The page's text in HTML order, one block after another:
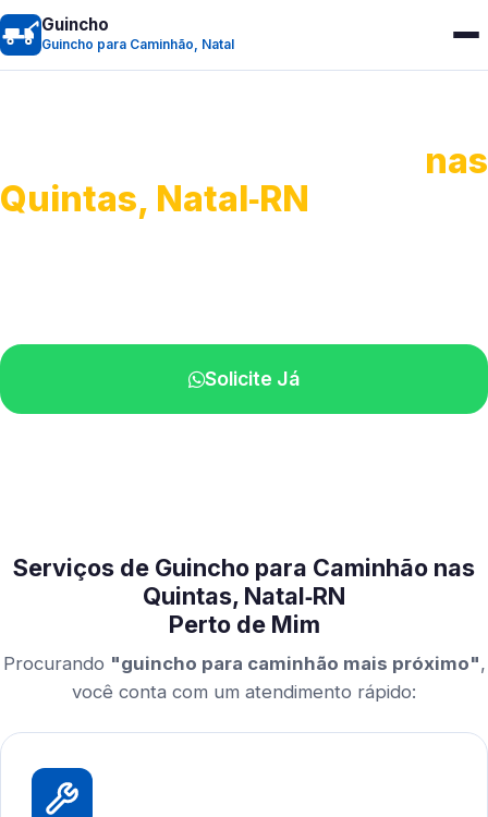
Guincho
Guincho para Caminhão, Natal
nas
Quintas, Natal‑RN
Solicite Já
Serviços de Guincho para Caminhão nas
Quintas, Natal‑RN
Perto de Mim
Procurando "guincho para caminhão mais próximo",
você conta com um atendimento rápido: